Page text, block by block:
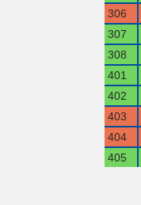
306
307
308
401
402
403
404
405